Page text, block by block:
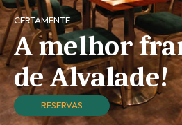
CERTAMENTE…
A melhor
de Alvalade!
RESERVAS